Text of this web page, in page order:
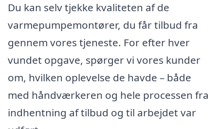
Du kan selv tjekke kvaliteten af de
varmepumpemontører, du får tilbud fra
gennem vores tjeneste. For efter hver
vundet opgave, spørger vi vores kunder
om, hvilken oplevelse de havde – både
med håndværkeren og hele processen fra
indhentning af tilbud og til arbejdet var